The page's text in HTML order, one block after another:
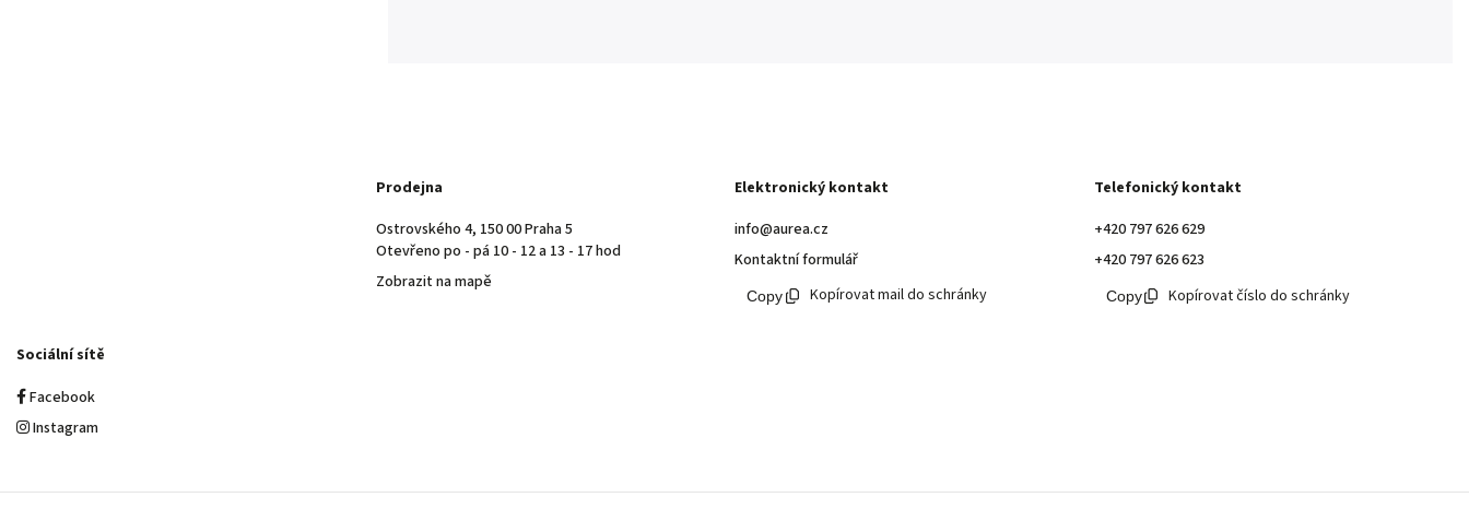
Prodejna
Ostrovského 4, 150 00 Praha 5
Otevřeno po - pá 10 - 12 a 13 - 17 hod
Zobrazit na mapě
Elektronický kontakt
info@aurea.cz
Kontaktní formulář
Kopírovat mail do schránky
Telefonický kontakt
+420 797 626 629
+420 797 626 623
Kopírovat číslo do schránky
Sociální sítě
Facebook
Instagram